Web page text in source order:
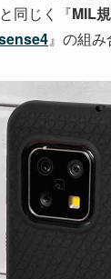
同じく『MIL
』の組み